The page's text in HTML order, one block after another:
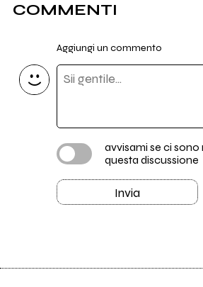
COMMENTI
Aggiungi un commento
avvisami se ci sono
questa discussione
Invia